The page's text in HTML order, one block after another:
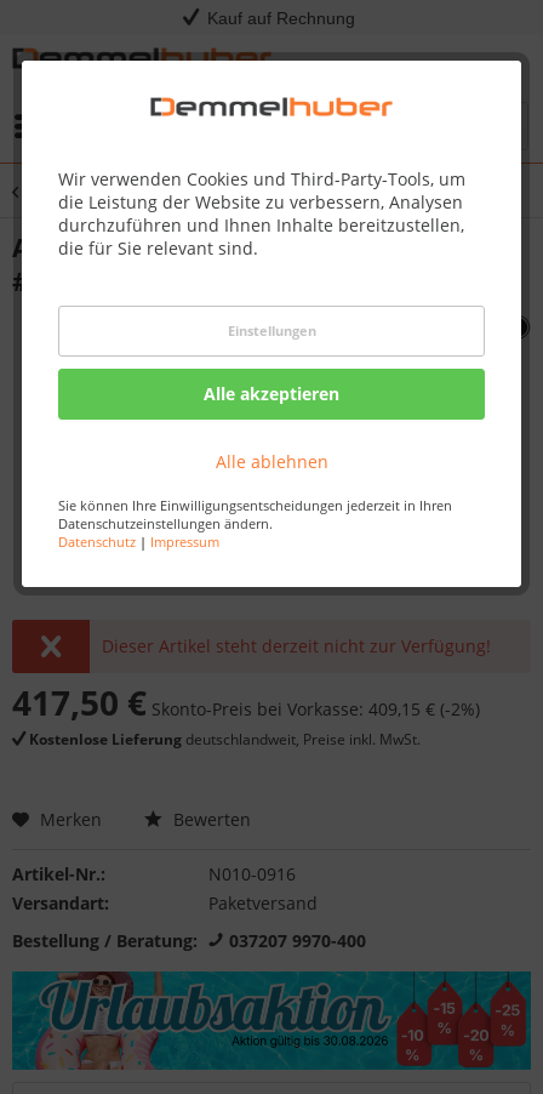
Kauf auf Rechnung
Wir verwenden Cookies und Third-Party-Tools, um
die Leistung der Website zu verbessern, Analysen
durchzuführen und Ihnen Inhalte bereitzustellen,
die für Sie relevant sind.
Einstellungen
Alle akzeptieren
Alle ablehnen
Sie können Ihre Einwilligungsentscheidungen jederzeit in Ihren
Datenschutzeinstellungen ändern.
Datenschutz| Impressum
Übersicht Sonstige Ersatzteile
ASSY HOOD BLK BIPRO/PRO825 LA RGE
#N010-0916
Dieser Artikel steht derzeit nicht zur Verfügung!
417,50 € Skonto-Preis bei Vorkasse: 409,15 € (-2%)
Kostenlose Lieferung deutschlandweit, Preise inkl. MwSt.
Merken Bewerten
Artikel-Nr.:
N010-0916
Versandart:
Paketversand
Bestellung / Beratung:
037207 9970-400